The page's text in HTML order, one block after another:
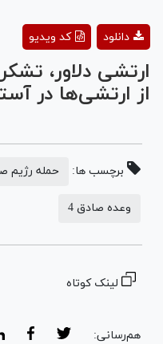
کد ویدیو دانلود
ارتشی دلاور،
از ارتشی‌ها در
برچسب ها: حمله رژیم
وعده صادق 4
لینک کوتاه
هم‌رسانی: